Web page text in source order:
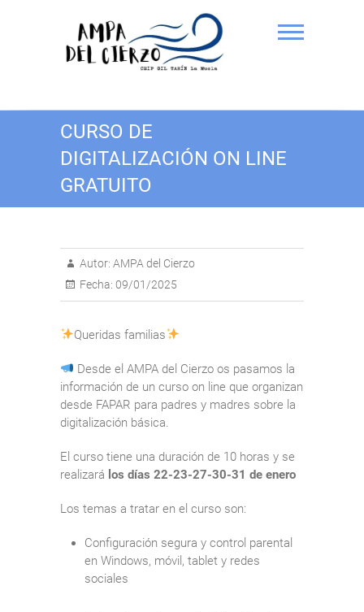
AMPA del Cierzo CEIP Gil
Tarín
CURSO DE
DIGITALIZACIÓN ON LINE
GRATUITO
Autor: AMPA del Cierzo
Fecha: 09/01/2025
Queridas familias
Desde el AMPA del Cierzo os pasamos la
información de un curso on line que organizan
desde FAPAR para padres y madres sobre la
digitalización básica.
El curso tiene una duración de 10 horas y se
realizará los días 22-23-27-30-31 de enero
Los temas a tratar en el curso son:
Configuración segura y control parental
en Windows, móvil, tablet y redes
sociales